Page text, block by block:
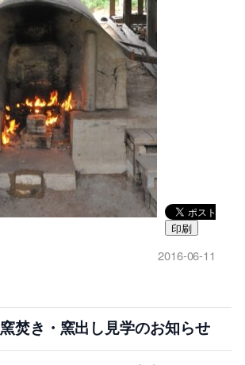
印刷
2016-06-11
焚き・窯出し見学のお知らせ